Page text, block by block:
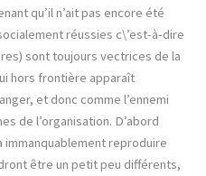
qu’il n’ait pas encore été
réussies c\’est-à-dire
sont toujours vectrices de la
hors frontière apparaît
et donc comme l’ennemi
de l’organisation. D’abord
immanquablement reproduire
être un petit peu différents,